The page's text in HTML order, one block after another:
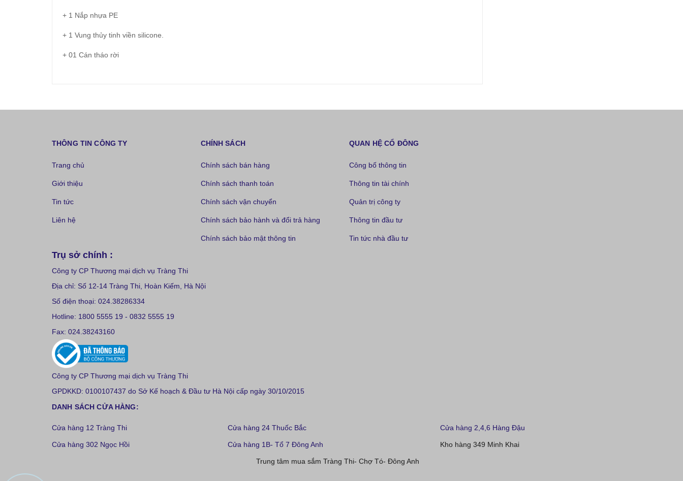
+ 1 Nắp nhựa PE
+ 1 Vung thủy tinh viền silicone.
+ 01 Cán tháo rời
THÔNG TIN CÔNG TY
Trang chủ
Giới thiệu
Tin tức
Liên hệ
CHÍNH SÁCH
Chính sách bán hàng
Chính sách thanh toán
Chính sách vận chuyển
Chính sách bảo hành và đổi trả hàng
Chính sách bảo mật thông tin
QUAN HỆ CỔ ĐÔNG
Công bố thông tin
Thông tin tài chính
Quản trị công ty
Thông tin đầu tư
Tin tức nhà đầu tư
Trụ sở chính :
Công ty CP Thương mại dịch vụ Tràng Thi
Địa chỉ: Số 12-14 Tràng Thi, Hoàn Kiếm, Hà Nội
Số điện thoại: 024.38286334
Hotline: 1800 5555 19 - 0832 5555 19
Fax: 024.38243160
Công ty CP Thương mại dịch vụ Tràng Thi
GPDKKD: 0100107437 do Sở Kế hoạch & Đầu tư Hà Nội cấp ngày 30/10/2015
DANH SÁCH CỬA HÀNG:
Cửa hàng 12 Tràng Thi Cửa hàng 24 Thuốc Bắc Cửa hàng 2,4,6 Hàng Đậu
Cửa hàng 302 Ngọc Hồi Cửa hàng 1B- Tổ 7 Đông Anh Kho hàng 349 Minh Khai
Trung tâm mua sắm Tràng Thi- Chợ Tó- Đông Anh